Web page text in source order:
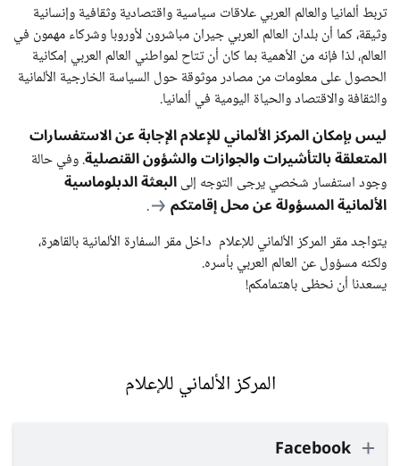
تربط ألمانيا والعالم العربي علاقات سياسية واقتصادية وثقافية وإنسانية
وثيقة، كما أن بلدان العالم العربي جيران مباشرون لأوروبا وشركاء مهمون في
العالم، لذا فإنه من الأهمية بما كان أن تتاح لمواطني العالم العربي إمكانية
الحصول على معلومات من مصادر موثوقة حول السياسة الخارجية الألمانية
والثقافة والاقتصاد والحياة اليومية في ألمانيا.
ليس بإمكان المركز الألماني للإعلام الإجابة عن الاستفسارات
المتعلقة بالتأشيرات والجوازات والشؤون القنصلية. وفي حالة
وجود استفسار شخصي يرجى التوجه إلىالبعثة الدبلوماسية
الألمانية المسؤولة عن محل إقامتكم
.
يتواجد مقر المركز الألماني للإعلام داخل مقر السفارة الألمانية بالقاهرة،
ولكنه مسؤول عن العالم العربي بأسره.
يسعدنا أن نحظى باهتمامكم!
المركز الألماني للإعلام
Facebook